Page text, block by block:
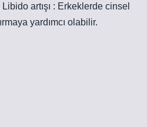
artışı : Erkeklerde cinsel
yardımcı olabilir.